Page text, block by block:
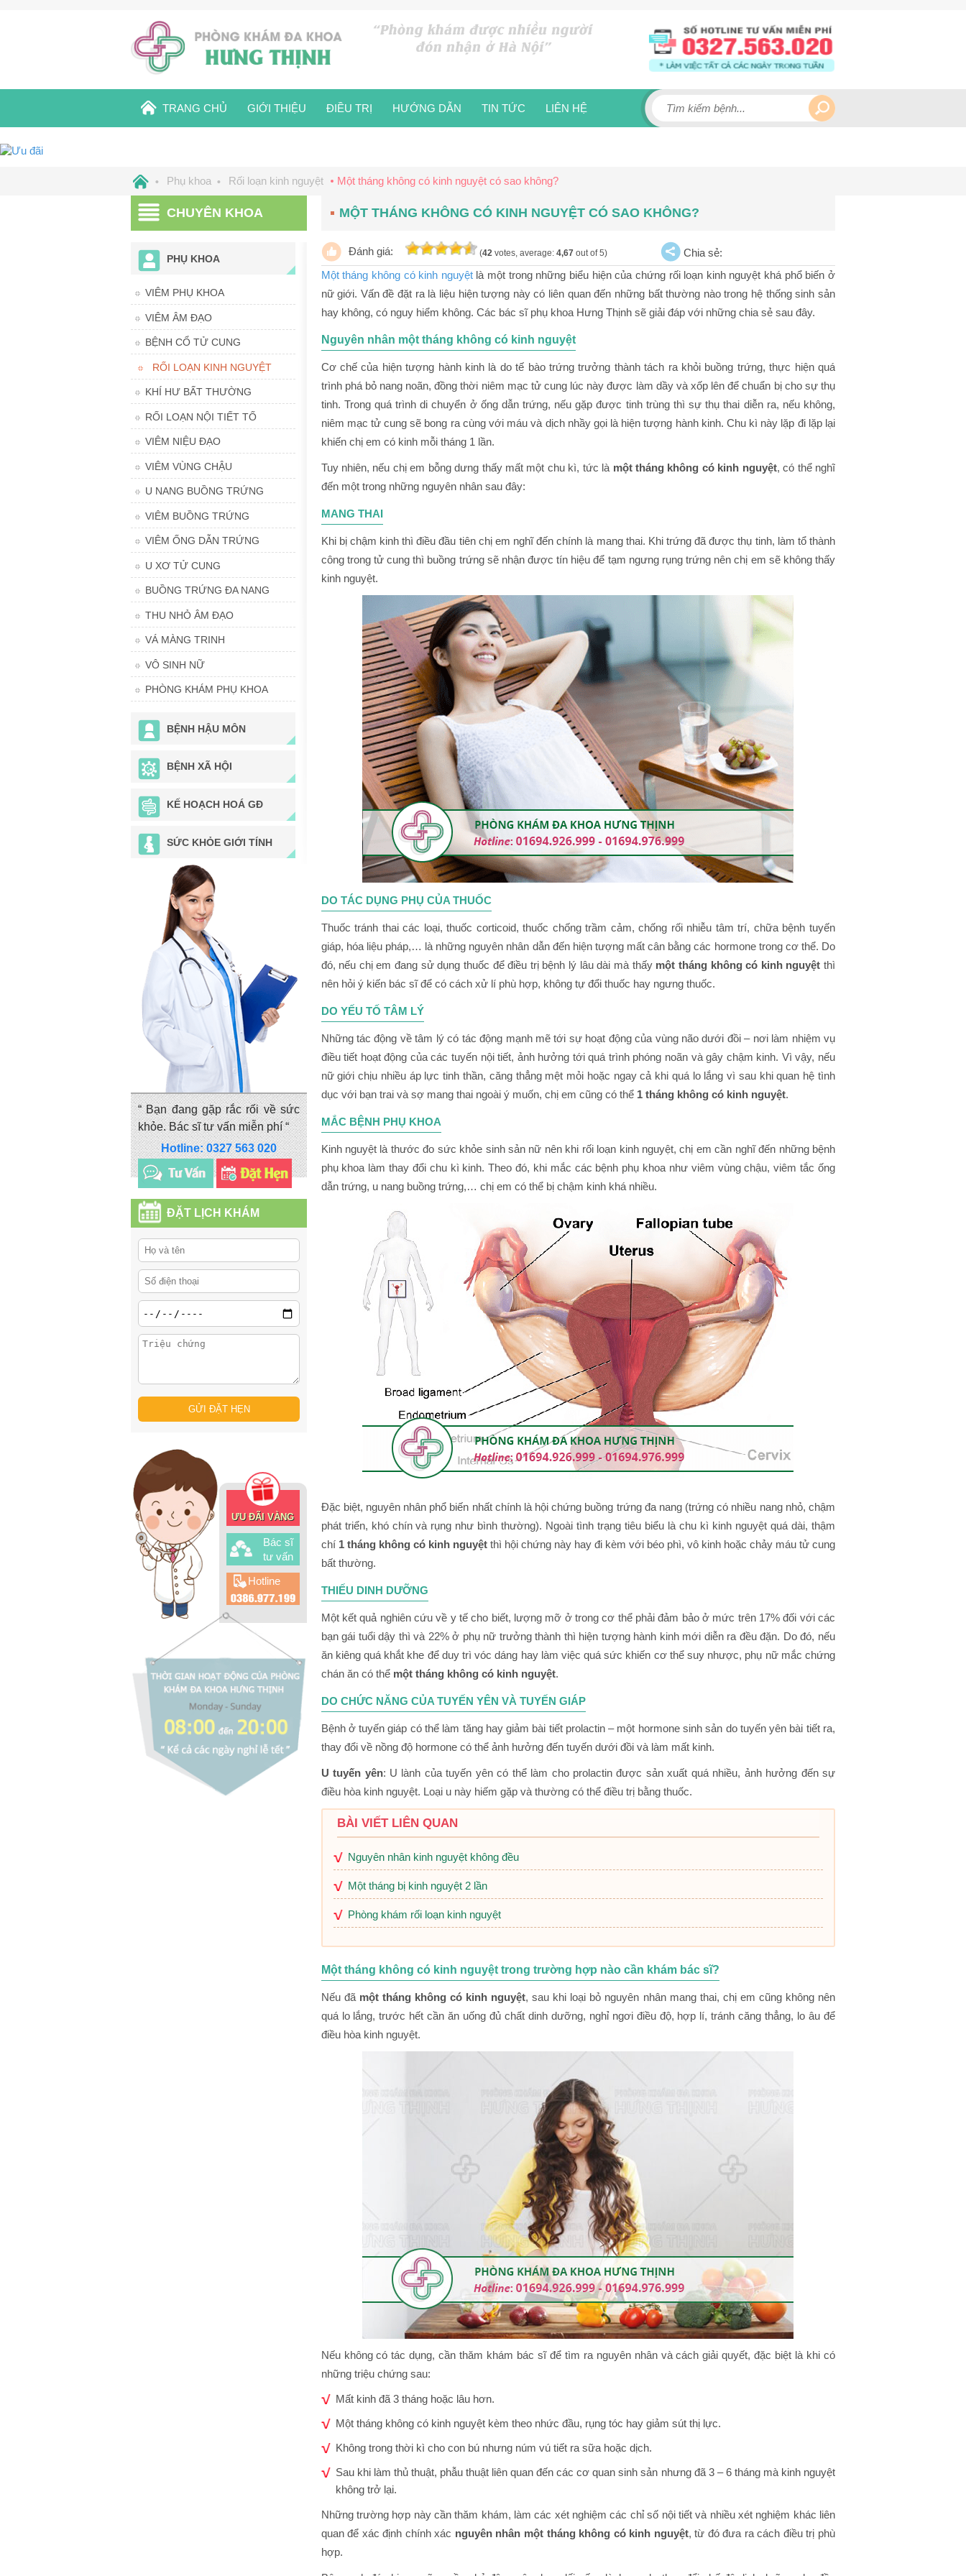
TRANG CHỦ GIỚI THIỆU ĐIỀU TRỊ HƯỚNG DẪN TIN TỨC LIÊN HỆ
Phụ khoa Rối loạn kinh nguyệt Một tháng không có kinh nguyệt có sao không?
CHUYÊN KHOA
PHỤ KHOA
VIÊM PHỤ KHOA
VIÊM ÂM ĐẠO
BỆNH CỔ TỬ CUNG
RỐI LOẠN KINH NGUYỆT
KHÍ HƯ BẤT THƯỜNG
RỐI LOẠN NỘI TIẾT TỐ
VIÊM NIỆU ĐẠO
VIÊM VÙNG CHẬU
U NANG BUỒNG TRỨNG
VIÊM BUỒNG TRỨNG
VIÊM ỐNG DẪN TRỨNG
U XƠ TỬ CUNG
BUỒNG TRỨNG ĐA NANG
THU NHỎ ÂM ĐẠO
VÁ MÀNG TRINH
VÔ SINH NỮ
PHÒNG KHÁM PHỤ KHOA
BỆNH HẬU MÔN
BỆNH XÃ HỘI
KẾ HOẠCH HOÁ GĐ
SỨC KHỎE GIỚI TÍNH
“ Bạn đang gặp rắc rối về sức
khỏe. Bác sĩ tư vấn miễn phí “
Hotline: 0327 563 020
ĐẶT LỊCH KHÁM
ƯU ĐÃI VÀNG
Bác sĩ
tư vấn
Hotline
MỘT THÁNG KHÔNG CÓ KINH NGUYỆT CÓ SAO KHÔNG?
Đánh giá: (42votes, average: 4,67out of 5)
Chia sẻ:
Một tháng không có kinh nguyệtlà một trong những biểu hiện của chứng rối loạn kinh nguyệt khá phổ biến ở
nữ giới. Vấn đề đặt ra là liệu hiện tượng này có liên quan đến những bất thường nào trong hệ thống sinh sản
hay không, có nguy hiểm không. Các bác sĩ phụ khoa Hưng Thịnh sẽ giải đáp với những chia sẻ sau đây.
Nguyên nhân một tháng không có kinh nguyệt
Cơ chế của hiện tượng hành kinh là do tế bào trứng trưởng thành tách ra khỏi buồng trứng, thực hiện quá
trình phá bỏ nang noãn, đồng thời niêm mạc tử cung lúc này được làm dầy và xốp lên để chuẩn bị cho sự thụ
tinh. Trong quá trình di chuyển ở ống dẫn trứng, nếu gặp được tinh trùng thì sự thụ thai diễn ra, nếu không,
niêm mạc tử cung sẽ bong ra cùng với máu và dịch nhầy gọi là hiện tượng hành kinh. Chu kì này lặp đi lặp lại
khiến chị em có kinh mỗi tháng 1 lần.
Tuy nhiên, nếu chị em bỗng dưng thấy mất một chu kì, tức là một tháng không có kinh nguyệt, có thể nghĩ
đến một trong những nguyên nhân sau đây:
MANG THAI
Khi bị chậm kinh thì điều đầu tiên chị em nghĩ đến chính là mang thai. Khi trứng đã được thụ tinh, làm tổ thành
công trong tử cung thì buồng trứng sẽ nhận được tín hiệu để tạm ngưng rụng trứng nên chị em sẽ không thấy
kinh nguyệt.
DO TÁC DỤNG PHỤ CỦA THUỐC
Thuốc tránh thai các loại, thuốc corticoid, thuốc chống trầm cảm, chống rối nhiễu tâm trí, chữa bệnh tuyến
giáp, hóa liệu pháp,… là những nguyên nhân dẫn đến hiện tượng mất cân bằng các hormone trong cơ thể. Do
đó, nếu chị em đang sử dụng thuốc để điều trị bệnh lý lâu dài mà thấy một tháng không có kinh nguyệt thì
nên hỏi ý kiến bác sĩ để có cách xử lí phù hợp, không tự đổi thuốc hay ngưng thuốc.
DO YẾU TỐ TÂM LÝ
Những tác động về tâm lý có tác động mạnh mẽ tới sự hoạt động của vùng não dưới đồi – nơi làm nhiệm vụ
điều tiết hoạt động của các tuyến nội tiết, ảnh hưởng tới quá trình phóng noãn và gây chậm kinh. Vì vậy, nếu
nữ giới chịu nhiều áp lực tinh thần, căng thẳng mệt mỏi hoặc ngay cả khi quá lo lắng vì sau khi quan hệ tình
dục với bạn trai và sợ mang thai ngoài ý muốn, chị em cũng có thể 1 tháng không có kinh nguyệt.
MẮC BỆNH PHỤ KHOA
Kinh nguyệt là thước đo sức khỏe sinh sản nữ nên khi rối loạn kinh nguyệt, chị em cần nghĩ đến những bệnh
phụ khoa làm thay đổi chu kì kinh. Theo đó, khi mắc các bệnh phụ khoa như viêm vùng chậu, viêm tắc ống
dẫn trứng, u nang buồng trứng,… chị em có thể bị chậm kinh khá nhiều.
Đặc biệt, nguyên nhân phổ biến nhất chính là hội chứng buồng trứng đa nang (trứng có nhiều nang nhỏ, chậm
phát triển, khó chín và rụng như bình thường). Ngoài tình trạng tiêu biểu là chu kì kinh nguyệt quá dài, thậm
chí 1 tháng không có kinh nguyệtthì hội chứng này hay đi kèm với béo phì, vô kinh hoặc chảy máu tử cung
bất thường.
THIẾU DINH DƯỠNG
Một kết quả nghiên cứu về y tế cho biết, lượng mỡ ở trong cơ thể phải đảm bảo ở mức trên 17% đối với các
bạn gái tuổi dậy thì và 22% ở phụ nữ trưởng thành thì hiện tượng hành kinh mới diễn ra đều đặn. Do đó, nếu
ăn kiêng quá khắt khe để duy trì vóc dáng hay làm việc quá sức khiến cơ thể suy nhược, phụ nữ mắc chứng
chán ăn có thể một tháng không có kinh nguyệt.
DO CHỨC NĂNG CỦA TUYẾN YÊN VÀ TUYẾN GIÁP
Bệnh ở tuyến giáp có thể làm tăng hay giảm bài tiết prolactin – một hormone sinh sản do tuyến yên bài tiết ra,
thay đổi về nồng độ hormone có thể ảnh hưởng đến tuyến dưới đồi và làm mất kinh.
U tuyến yên: U lành của tuyến yên có thể làm cho prolactin được sản xuất quá nhiều, ảnh hưởng đến sự
điều hòa kinh nguyệt. Loại u này hiếm gặp và thường có thể điều trị bằng thuốc.
BÀI VIẾT LIÊN QUAN
Nguyên nhân kinh nguyệt không đều
Một tháng bị kinh nguyệt 2 lần
Phòng khám rối loạn kinh nguyệt
Một tháng không có kinh nguyệt trong trường hợp nào cần khám bác sĩ?
Nếu đã một tháng không có kinh nguyệt, sau khi loại bỏ nguyên nhân mang thai, chị em cũng không nên
quá lo lắng, trước hết cần ăn uống đủ chất dinh dưỡng, nghỉ ngơi điều độ, hợp lí, tránh căng thẳng, lo âu để
điều hòa kinh nguyệt.
Nếu không có tác dụng, cần thăm khám bác sĩ để tìm ra nguyên nhân và cách giải quyết, đặc biệt là khi có
những triệu chứng sau:
Mất kinh đã 3 tháng hoặc lâu hơn.
Một tháng không có kinh nguyệt kèm theo nhức đầu, rụng tóc hay giảm sút thị lực.
Không trong thời kì cho con bú nhưng núm vú tiết ra sữa hoặc dịch.
Sau khi làm thủ thuật, phẫu thuật liên quan đến các cơ quan sinh sản nhưng đã 3 – 6 tháng mà kinh nguyệt
không trở lại.
Những trường hợp này cần thăm khám, làm các xét nghiệm các chỉ số nội tiết và nhiều xét nghiệm khác liên
quan để xác định chính xác nguyên nhân một tháng không có kinh nguyệt, từ đó đưa ra cách điều trị phù
hợp.